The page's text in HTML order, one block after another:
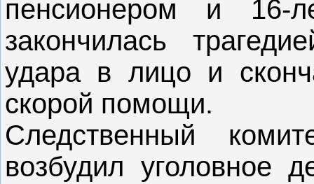
пенсионером и 16-
закончилась
удара в лицо и
скорой помощи.
Следственный
возбудил